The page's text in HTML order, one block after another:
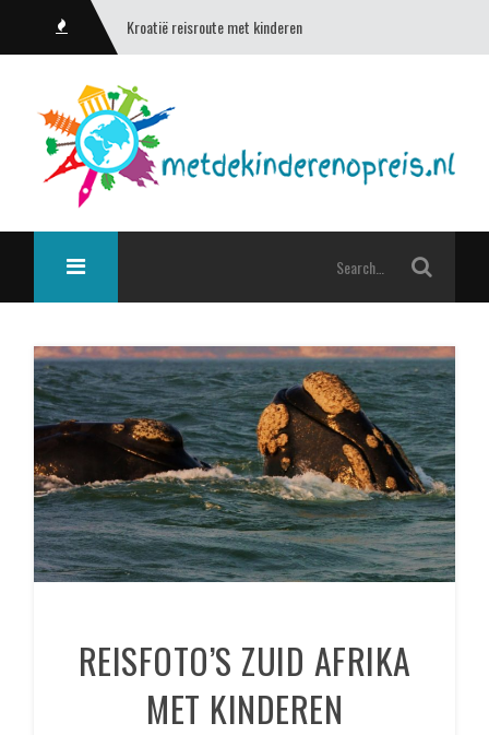
Kroatië reisroute met kinderen
REISFOTO’S ZUID AFRIKA
MET KINDEREN